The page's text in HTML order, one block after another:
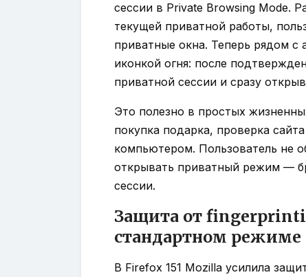
сессии в Private Browsing Mode.
текущей приватной работы,
приватные окна. Теперь рядом с
иконкой огня: после
приватной сессии и сразу
Это полезно в простых
покупка подарка, проверка
компьютером. Пользователь не
открывать приватный режим —
сессии.
Защита от
стандартном режиме
В Firefox 151 Mozilla усилила